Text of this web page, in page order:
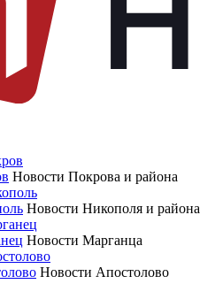
Новости Покрова и района
Новости Никополя и района
Новости Марганца
Новости Апостолово